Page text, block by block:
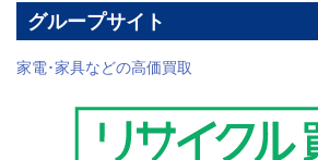
グループサイト
家電･家具などの高価買取